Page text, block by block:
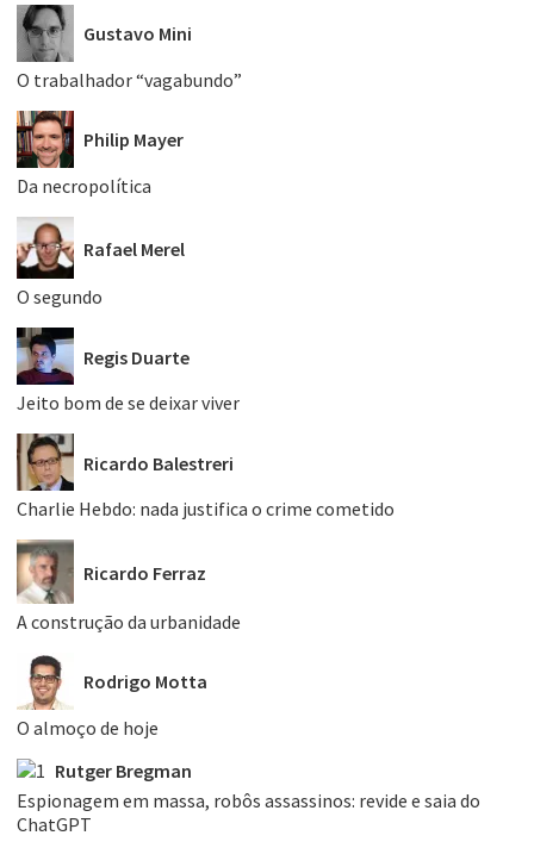
Gustavo Mini
O trabalhador “vagabundo”
Philip Mayer
Da necropolítica
Rafael Merel
O segundo
Regis Duarte
Jeito bom de se deixar viver
Ricardo Balestreri
Charlie Hebdo: nada justifica o crime cometido
Ricardo Ferraz
A construção da urbanidade
Rodrigo Motta
O almoço de hoje
Rutger Bregman
Espionagem em massa, robôs assassinos: revide e saia do
ChatGPT